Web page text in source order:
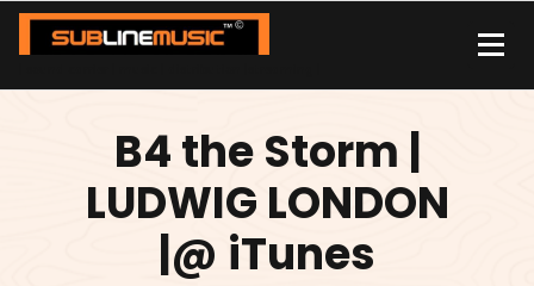
Zum
Inhalt
B4 the Storm |
LUDWIG LONDON
|@ iTunes